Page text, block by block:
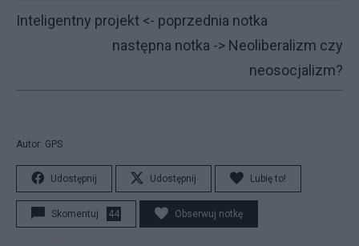
Inteligentny projekt <- poprzednia notka
następna notka -> Neoliberalizm czy
neosocjalizm?
Autor: GPS
Udostępnij Udostępnij Lubię to!
Skomentuj 44 Obserwuj notkę